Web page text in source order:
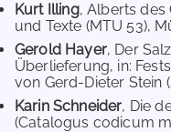
Kurt Illing, Alberts des
und Texte (MTU 53),
Gerold Hayer, Der
Überlieferung, in:
von Gerd-Dieter Stein
Karin Schneider, Die
(Catalogus codicum